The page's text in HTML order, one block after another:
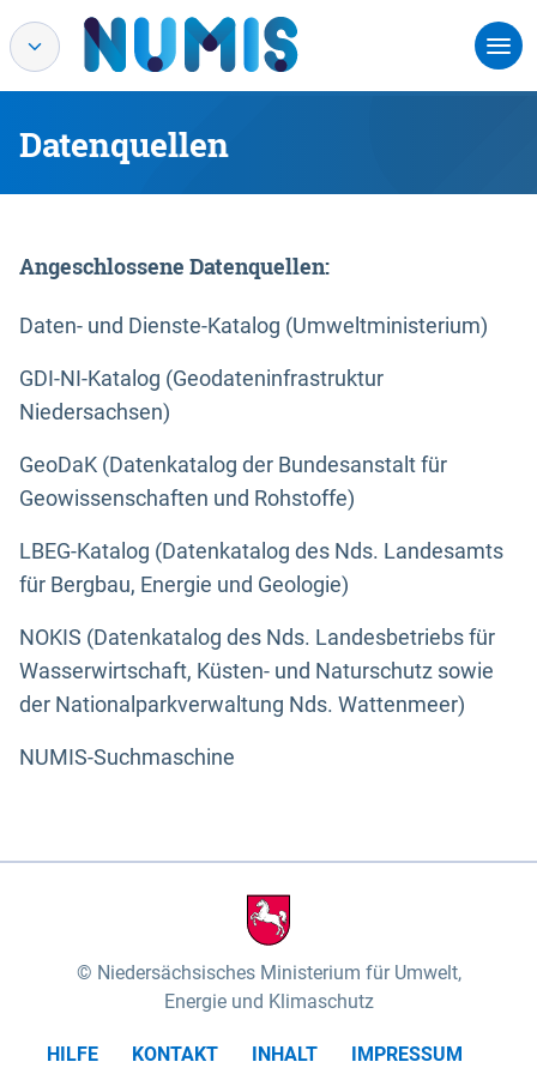
Datenquellen
Angeschlossene Datenquellen:
Daten- und Dienste-Katalog (Umweltministerium)
GDI-NI-Katalog (Geodateninfrastruktur
Niedersachsen)
GeoDaK (Datenkatalog der Bundesanstalt für
Geowissenschaften und Rohstoffe)
LBEG-Katalog (Datenkatalog des Nds. Landesamts
für Bergbau, Energie und Geologie)
NOKIS (Datenkatalog des Nds. Landesbetriebs für
Wasserwirtschaft, Küsten- und Naturschutz sowie
der Nationalparkverwaltung Nds. Wattenmeer)
NUMIS-Suchmaschine
Niedersächsisches Ministerium für Umwelt,
Energie und Klimaschutz
HILFE KONTAKT INHALT
IMPRESSUM